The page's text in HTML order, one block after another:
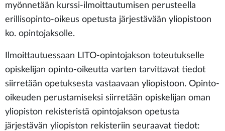
myönnetään kurssi-ilmoittautumisen perusteella
erillisopinto-oikeus opetusta järjestävään yliopistoon
ko. opintojaksolle.
Ilmoittautuessaan LITO-opintojakson toteutukselle
opiskelijan opinto-oikeutta varten tarvittavat tiedot
siirretään opetuksesta vastaavaan yliopistoon. Opinto-
oikeuden perustamiseksi siirretään opiskelijan oman
yliopiston rekisteristä opintojakson opetusta
järjestävän yliopiston rekisteriin seuraavat tiedot: